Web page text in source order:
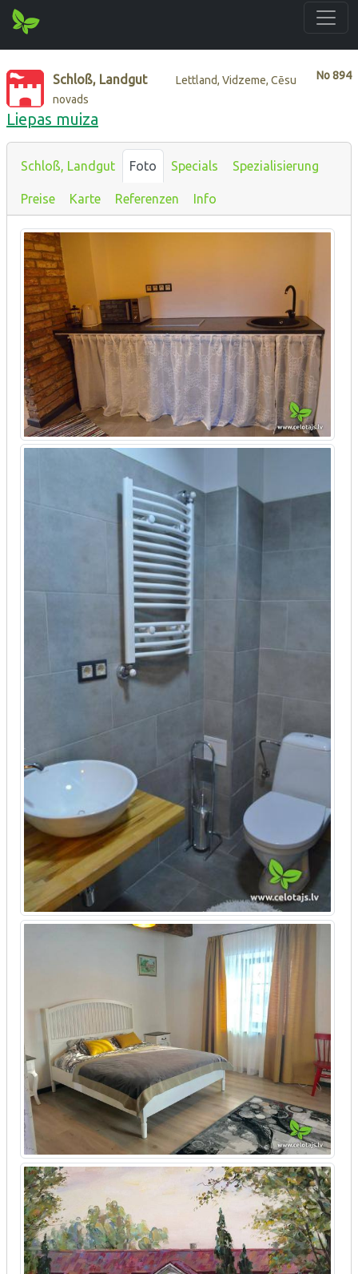
No894
Schloß, Landgut
Lettland, Vidzeme, Cēsu
novads
Liepas muiza
Schloß, Landgut Foto Specials Spezialisierung
Preise Karte Referenzen Info